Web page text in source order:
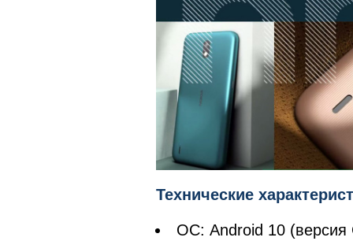
Технические
ОС: Android 10 (версия